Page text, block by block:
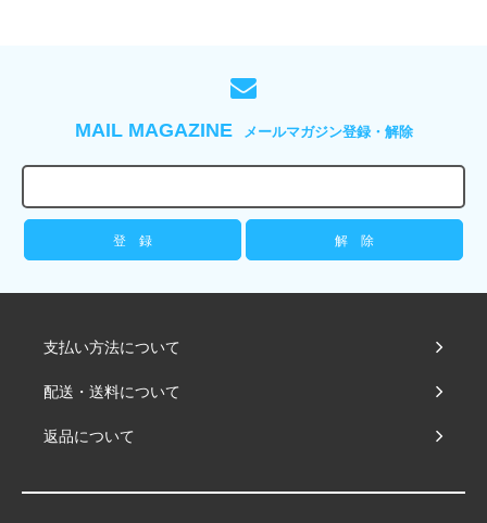
MAIL MAGAZINE メールマガジン登録・解除
支払い方法について
配送・送料について
返品について